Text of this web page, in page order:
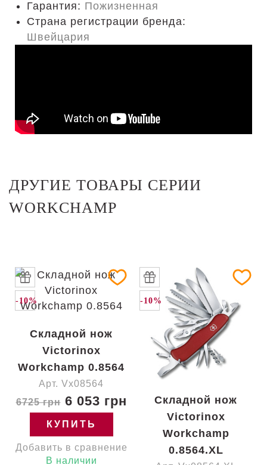
Гарантия: Пожизненная
Страна регистрации бренда:
Швейцария
ДРУГИЕ ТОВАРЫ СЕРИИ
WORKCHAMP
-10%
Складной нож
Victorinox
Workchamp 0.8564
Арт. Vx08564
6725 грн6 053 грн
КУПИТЬ
Добавить в сравнение
В наличии
-10%
Складной нож
Victorinox
Workchamp
0.8564.XL